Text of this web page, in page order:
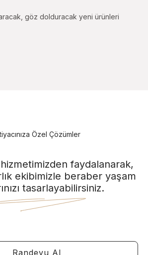
göz dolduracak yeni ürünleri
Özel Çözümler
hizmetimizden faydalanarak,
ekibimizle beraber yaşam
tasarlayabilirsiniz.
Randevu Al